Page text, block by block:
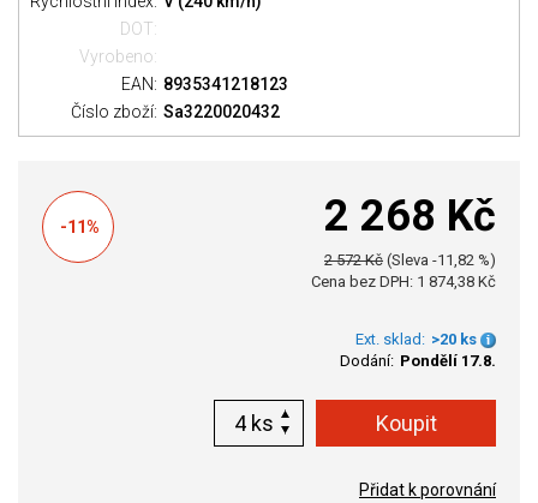
DOT:
Vyrobeno:
EAN: 8935341218123
Číslo zboží: Sa3220020432
-11% 2 268 Kč
2 572 Kč (Sleva -11,82 %)
Cena bez DPH: 1 874,38 Kč
Ext. sklad: >20 ks
Dodání: Pondělí 17.8.
ks
Přidat k porovnání